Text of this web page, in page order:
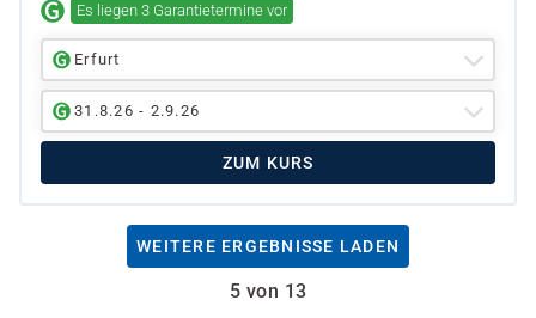
Es liegen 3 Garantietermine vor
Erfurt
31.8.26 - 2.9.26
ZUM KURS
WEITERE ERGEBNISSE LADEN
5 von 13